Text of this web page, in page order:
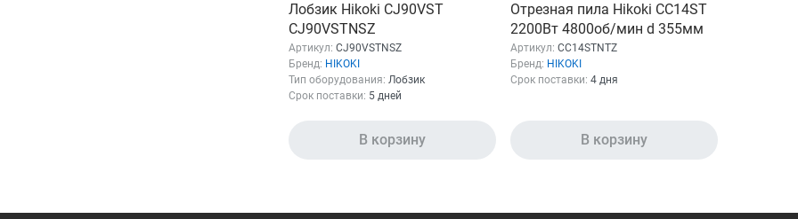
Лобзик Hikoki CJ90VST
CJ90VSTNSZ
Артикул: CJ90VSTNSZ
Бренд: HIKOKI
Тип оборудования: Лобзик
Срок поставки: 5 дней
В корзину
Отрезная пила Hikoki CC14ST
2200Вт 4800об/мин d 355мм
Артикул: CC14STNTZ
Бренд: HIKOKI
Срок поставки: 4 дня
В корзину